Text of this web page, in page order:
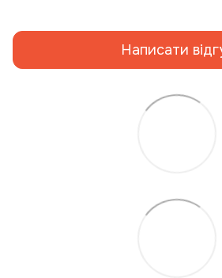
Написати